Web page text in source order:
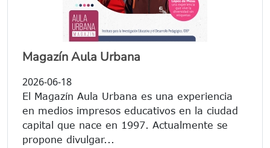
Magazín Aula Urbana
2026-06-18
El Magazín Aula Urbana es una experiencia
en medios impresos educativos en la ciudad
capital que nace en 1997. Actualmente se
propone divulgar...